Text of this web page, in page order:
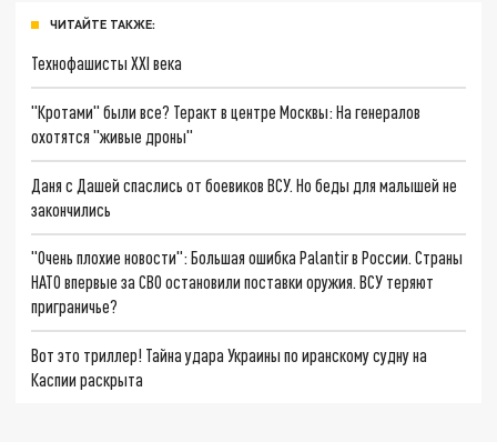
ЧИТАЙТЕ ТАКЖЕ:
Технофашисты XXI века
"Кротами" были все? Теракт в центре Москвы: На генералов
охотятся "живые дроны"
Даня с Дашей спаслись от боевиков ВСУ. Но беды для малышей не
закончились
"Очень плохие новости": Большая ошибка Palantir в России. Страны
НАТО впервые за СВО остановили поставки оружия. ВСУ теряют
приграничье?
Вот это триллер! Тайна удара Украины по иранскому судну на
Каспии раскрыта